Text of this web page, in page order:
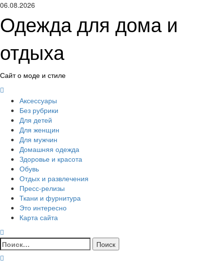
Перейти
содержимому
06.08.2026
Одежда для дома и
отдыха
Сайт о моде и стиле
менюАксессуары
Без рубрики
Для детей
Для женщин
Для мужчин
Домашняя одежда
Здоровье и красота
Обувь
Отдых и развлечения
Пресс-релизы
Ткани и фурнитура
Это интересно
Карта сайта
Найти: